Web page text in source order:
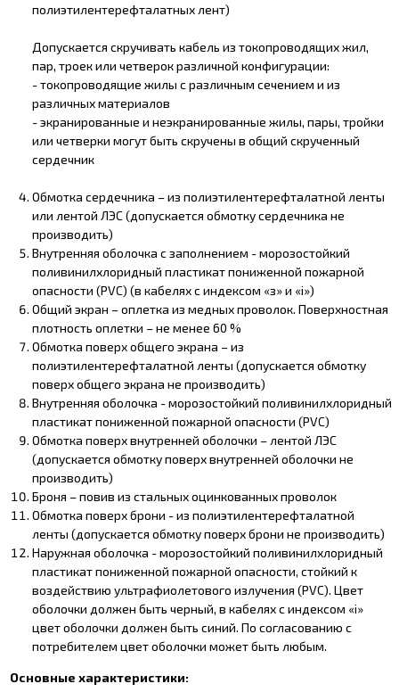
полиэтилентерефталатных лент)
Допускается скручивать кабель из токопроводящих жил,
пар, троек или четверок различной конфигурации:
- токопроводящие жилы с различным сечением и из
различных материалов
- экранированные и неэкранированные жилы, пары, тройки
или четверки могут быть скручены в общий скрученный
сердечник
Обмотка сердечника – из полиэтилентерефталатной ленты
или лентой ЛЭС (допускается обмотку сердечника не
производить)
Внутренняя оболочка с заполнением - морозостойкий
поливинилхлоридный пластикат пониженной пожарной
опасности (PVC) (в кабелях с индексом «з» и «i»)
Общий экран – оплетка из медных проволок. Поверхностная
плотность оплетки – не менее 60 %
Обмотка поверх общего экрана – из
полиэтилентерефталатной ленты (допускается обмотку
поверх общего экрана не производить)
Внутренняя оболочка - морозостойкий поливинилхлоридный
пластикат пониженной пожарной опасности (PVC)
Обмотка поверх внутренней оболочки – лентой ЛЭС
(допускается обмотку поверх внутренней оболочки не
производить)
Броня – повив из стальных оцинкованных проволок
Обмотка поверх брони - из полиэтилентерефталатной
ленты (допускается обмотку поверх брони не производить)
Наружная оболочка - морозостойкий поливинилхлоридный
пластикат пониженной пожарной опасности, стойкий к
воздействию ультрафиолетового излучения (PVC). Цвет
оболочки должен быть черный, в кабелях с индексом «i»
цвет оболочки должен быть синий. По согласованию с
потребителем цвет оболочки может быть любым.
Основные характеристики: